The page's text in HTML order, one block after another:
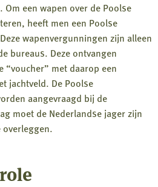
een wapen over de Poolse
heeft men een Poolse
wapenvergunningen zijn alleen
bureaus. Deze ontvangen
“voucher” met daarop een
jachtveld. De Poolse
aangevraagd bij de
moet de Nederlandse jager zijn